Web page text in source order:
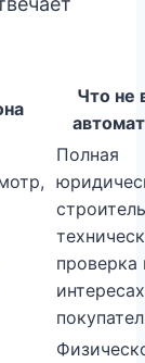
Что не
Полная
проверка
интересах